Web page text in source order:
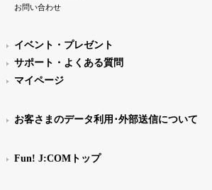
お問い合わせ
イベント・プレゼント
サポート・よくある質問
マイページ
お客さまのデータ利用･外部送信について
Fun! J:COMトップ